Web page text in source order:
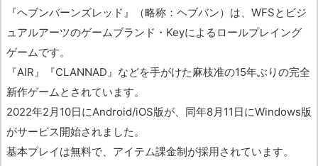
『ヘブンバーンズレッド』（略称：ヘブバン）は、WFSとビジ
ュアルアーツのゲームブランド・Keyによるロールプレイング
ゲームです。
『AIR』『CLANNAD』などを手がけた麻枝准の15年ぶりの完全
新作ゲームとされています。
2022年2月10日にAndroid/iOS版が、同年8月11日にWindows版
がサービス開始されました。
基本プレイは無料で、アイテム課金制が採用されています。